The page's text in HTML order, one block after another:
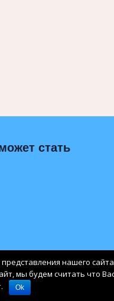
стать
нашего
мы будем считать что
Ok